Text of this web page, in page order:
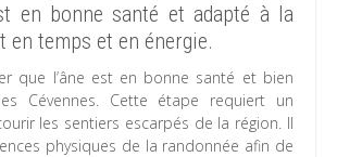
en bonne santé et adapté à la
en temps et en énergie.
que l’âne est en bonne santé et bien
Cévennes. Cette étape requiert un
les sentiers escarpés de la région. Il
physiques de la randonnée afin de